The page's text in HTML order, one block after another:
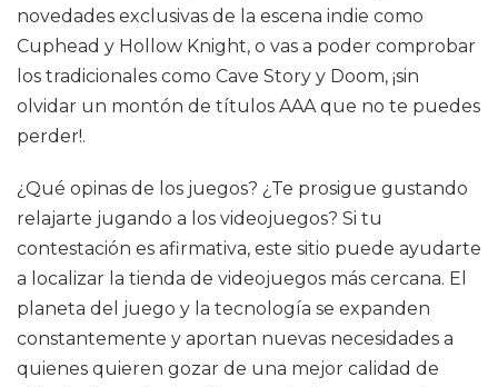
novedades exclusivas de la escena indie como
Cuphead y Hollow Knight, o vas a poder comprobar
los tradicionales como Cave Story y Doom, ¡sin
olvidar un montón de títulos AAA que no te puedes
perder!.
¿Qué opinas de los juegos? ¿Te prosigue gustando
relajarte jugando a los videojuegos? Si tu
contestación es afirmativa, este sitio puede ayudarte
a localizar la tienda de videojuegos más cercana. El
planeta del juego y la tecnología se expanden
constantemente y aportan nuevas necesidades a
quienes quieren gozar de una mejor calidad de